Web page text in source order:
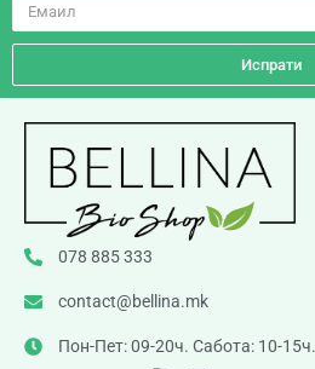
Испрати
078 885 333
contact@bellina.mk
Пон-Пет: 09-20ч. Сабота: 10-15ч.